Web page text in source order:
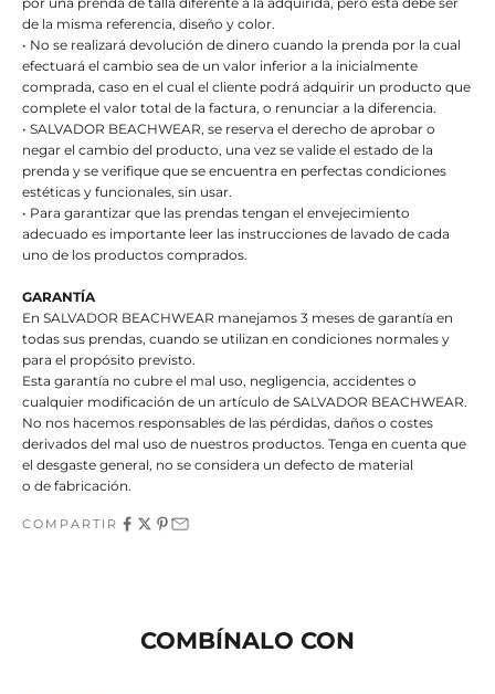
de la misma referencia, diseño y color.
• No se realizará devolución de dinero cuando la prenda por la cual
efectuará el cambio sea de un valor inferior a la inicialmente
comprada, caso en el cual el cliente podrá adquirir un producto que
complete el valor total de la factura, o renunciar a la diferencia.
• SALVADOR BEACHWEAR, se reserva el derecho de aprobar o
negar el cambio del producto, una vez se valide el estado de la
prenda y se verifique que se encuentra en perfectas condiciones
estéticas y funcionales, sin usar.
• Para garantizar que las prendas tengan el envejecimiento
adecuado es importante leer las instrucciones de lavado de cada
uno de los productos comprados.
GARANTÍA
En SALVADOR BEACHWEAR manejamos 3 meses de garantía en
todas sus prendas, cuando se utilizan en condiciones normales y
para el propósito previsto.
Esta garantía no cubre el mal uso, negligencia, accidentes o
cualquier modificación de un artículo de SALVADOR BEACHWEAR.
No nos hacemos responsables de las pérdidas, daños o costes
derivados del mal uso de nuestros productos. Tenga en cuenta que
el desgaste general, no se considera un defecto de material
o de fabricación.
COMPARTIR
COMBÍNALO CON